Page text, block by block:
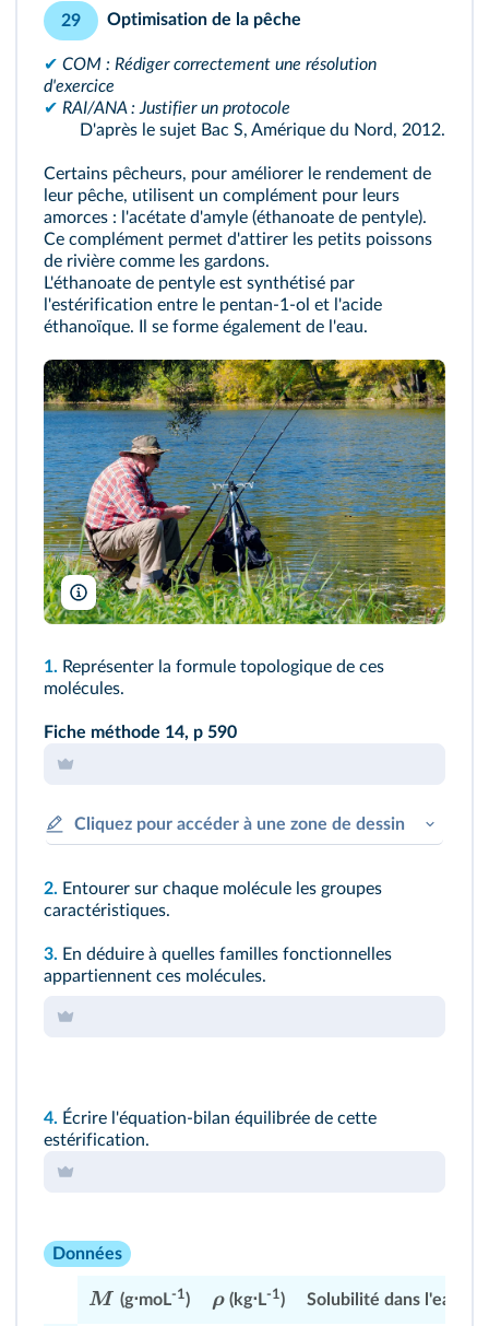
29 Optimisation de la pêche
✔ COM : Rédiger correctement une résolution
d'exercice
✔ RAI/ANA : Justifier un protocole
D'après le sujet Bac S, Amérique du Nord, 2012.
Certains pêcheurs, pour améliorer le rendement de
leur pêche, utilisent un complément pour leurs
amorces : l'acétate d'amyle (éthanoate de pentyle).
Ce complément permet d'attirer les petits poissons
de rivière comme les gardons.
L'éthanoate de pentyle est synthétisé par
l'estérification entre le pentan-1-ol et l'acide
éthanoïque. Il se forme également de l'eau.
Anton Gvozdikov/Shutterstock
1. Représenter la formule topologique de ces
molécules.
Fiche méthode 14, p 590
Cliquez pour accéder à une zone de dessin
2. Entourer sur chaque molécule les groupes
caractéristiques.
3. En déduire à quelles familles fonctionnelles
appartiennent ces molécules.
4. Écrire l'équation-bilan équilibrée de cette
estérification.
Données
M (g⋅moL-1) ρ (kg⋅L-1) Solubilité dans l'eau